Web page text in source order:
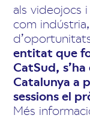
als videojocs
com
entitat que
CatSud,
Catalunya a
sessions el
Més